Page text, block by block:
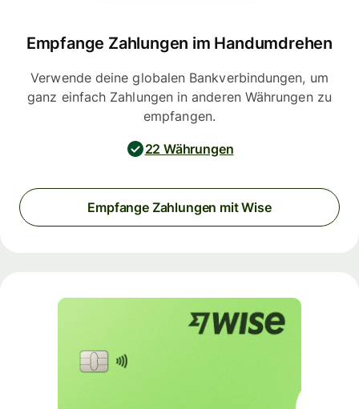
Empfange Zahlungen im Handumdrehen
Verwende deine globalen Bankverbindungen, um
ganz einfach Zahlungen in anderen Währungen zu
empfangen.
22 Währungen
Empfange Zahlungen mit Wise